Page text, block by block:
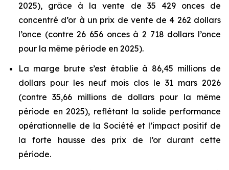
2025), grâce à la vente de 35 429 onces de
concentré d’or à un prix de vente de 4 262 dollars
l’once (contre 26 656 onces à 2 718 dollars l’once
pour la même période en 2025).
La marge brute s’est établie à 86,45 millions de
dollars pour les neuf mois clos le 31 mars 2026
(contre 35,66 millions de dollars pour la même
période en 2025), reflétant la solide performance
opérationnelle de la Société et l’impact positif de
la forte hausse des prix de l’or durant cette
période.